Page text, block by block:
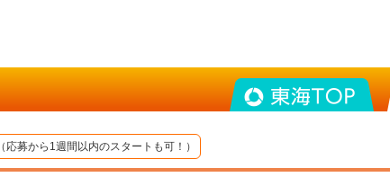
東
応募から1週間以内のスタートも可！）